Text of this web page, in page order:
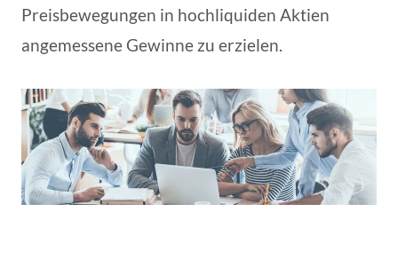
Preisbewegungen in hochliquiden Aktien
angemessene Gewinne zu erzielen.